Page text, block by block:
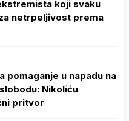
koji svaku
netrpeljivost prema
pomaganje u napadu na
Nikoliću
pritvor